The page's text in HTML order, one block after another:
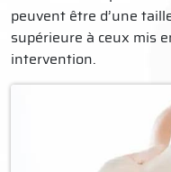
peuvent être d’une
supérieure à ceux mis
intervention.